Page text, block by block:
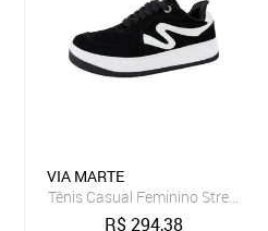
016-008-01 Preto
VIA MARTE
Tênis Casual Feminino Street
R$294,38